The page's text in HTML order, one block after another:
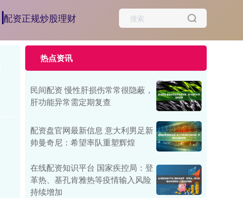
配资正规炒股理财
热点资讯
民间配资 慢性肝损伤常常很隐蔽，
肝功能异常需定期复查
配资盘官网最新信息 意大利男足新
帅曼奇尼：希望率队重塑辉煌
在线配资知识平台 国家疾控局：登
革热、基孔肯雅热等疫情输入风险
持续增加